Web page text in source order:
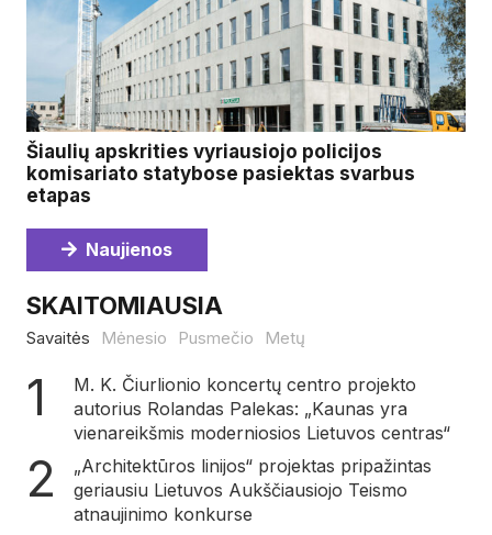
Šiaulių apskrities vyriausiojo policijos
komisariato statybose pasiektas svarbus
etapas
Naujienos
SKAITOMIAUSIA
Savaitės Mėnesio Pusmečio Metų
M. K. Čiurlionio koncertų centro projekto
autorius Rolandas Palekas: „Kaunas yra
vienareikšmis moderniosios Lietuvos centras“
„Architektūros linijos“ projektas pripažintas
geriausiu Lietuvos Aukščiausiojo Teismo
atnaujinimo konkurse